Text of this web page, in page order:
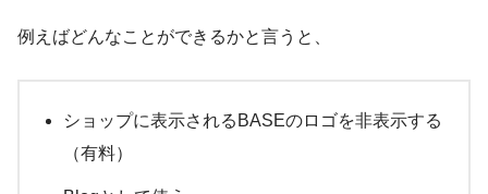
例えばどんなことができるかと言うと、
ショップに表示されるBASEのロゴを非表示する
（有料）